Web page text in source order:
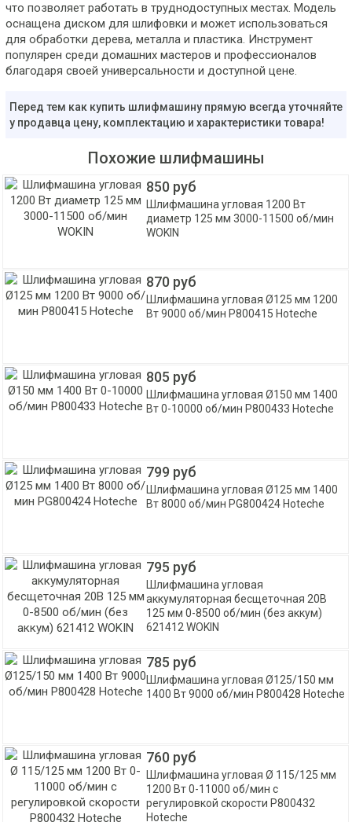
что позволяет работать в труднодоступных местах. Модель
оснащена диском для шлифовки и может использоваться
для обработки дерева, металла и пластика. Инструмент
популярен среди домашних мастеров и профессионалов
благодаря своей универсальности и доступной цене.
Перед тем как купить шлифмашину прямую всегда уточняйте
у продавца цену, комплектацию и характеристики товара!
Похожие шлифмашины
850 руб
Шлифмашина угловая 1200 Вт
диаметр 125 мм 3000-11500 об/мин
WOKIN
870 руб
Шлифмашина угловая Ø125 мм 1200
Вт 9000 об/мин P800415 Hoteche
805 руб
Шлифмашина угловая Ø150 мм 1400
Вт 0-10000 об/мин P800433 Hoteche
799 руб
Шлифмашина угловая Ø125 мм 1400
Вт 8000 об/мин PG800424 Hoteche
795 руб
Шлифмашина угловая
аккумуляторная бесщеточная 20В
125 мм 0-8500 об/мин (без аккум)
621412 WOKIN
785 руб
Шлифмашина угловая Ø125/150 мм
1400 Вт 9000 об/мин P800428 Hoteche
760 руб
Шлифмашина угловая Ø 115/125 мм
1200 Вт 0-11000 об/мин с
регулировкой скорости P800432
Hoteche